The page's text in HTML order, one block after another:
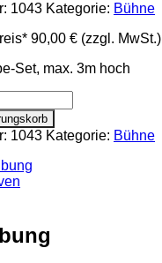
1043 Kategorie: Bühne
90,00 € (zzgl. MwSt.)
Set, max. 3m hoch
1043 Kategorie: Bühne